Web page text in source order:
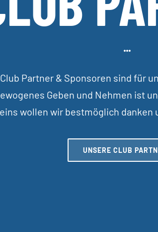
Club Partner & Sponsoren sind für
Geben und Nehmen ist
wollen wir bestmöglich danken
UNSERE CLUB